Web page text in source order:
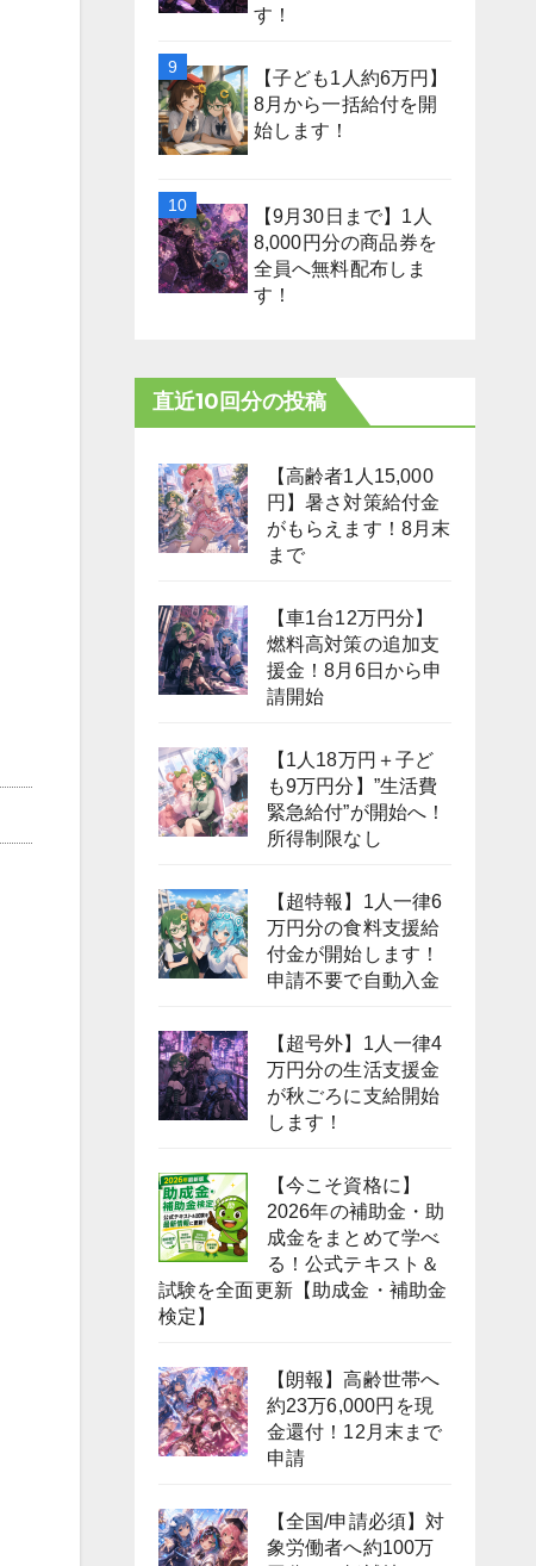
す！
【子ども1人約6万円】
8月から一括給付を開
始します！
【9月30日まで】1人
8,000円分の商品券を
全員へ無料配布しま
す！
直近10回分の投稿
【高齢者1人15,000
円】暑さ対策給付金
がもらえます！8月末
まで
【車1台12万円分】
燃料高対策の追加支
援金！8月6日から申
請開始
【1人18万円＋子ど
も9万円分】”生活費
緊急給付”が開始へ！
所得制限なし
【超特報】1人一律6
万円分の食料支援給
付金が開始します！
申請不要で自動入金
【超号外】1人一律4
万円分の生活支援金
が秋ごろに支給開始
します！
【今こそ資格に】
2026年の補助金・助
成金をまとめて学べ
る！公式テキスト＆
試験を全面更新【助成金・補助金
検定】
【朗報】高齢世帯へ
約23万6,000円を現
金還付！12月末まで
申請
【全国/申請必須】対
象労働者へ約100万